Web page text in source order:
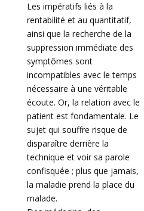
Les impératifs liés à la
rentabilité et au quantitatif,
ainsi que la recherche de la
suppression immédiate des
symptômes sont
incompatibles avec le temps
nécessaire à une véritable
écoute. Or, la relation avec le
patient est fondamentale. Le
sujet qui souffre risque de
disparaître derrière la
technique et voir sa parole
confisquée ; plus que jamais,
la maladie prend la place du
malade.